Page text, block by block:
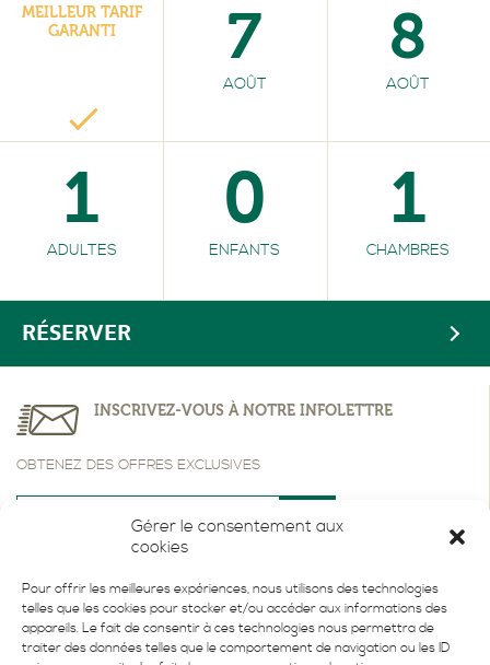
Gérer le consentement aux
cookies
Pour offrir les meilleures expériences, nous utilisons des technologies
telles que les cookies pour stocker et/ou accéder aux informations des
appareils. Le fait de consentir à ces technologies nous permettra de
traiter des données telles que le comportement de navigation ou les ID
MEILLEUR TARIF
GARANTI
7
AOÛT
8
AOÛT
1
ADULTES
0
ENFANTS
1
CHAMBRES
RÉSERVER
INSCRIVEZ-VOUS À NOTRE INFOLETTRE
OBTENEZ DES OFFRES EXCLUSIVES